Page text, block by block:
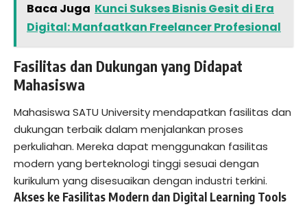
Baca Juga Kunci Sukses Bisnis Gesit di Era
Digital: Manfaatkan Freelancer Profesional
Fasilitas dan Dukungan yang Didapat
Mahasiswa
Mahasiswa SATU University mendapatkan fasilitas dan
dukungan terbaik dalam menjalankan proses
perkuliahan. Mereka dapat menggunakan fasilitas
modern yang berteknologi tinggi sesuai dengan
kurikulum yang disesuaikan dengan industri terkini.
Akses ke Fasilitas Modern dan Digital Learning Tools